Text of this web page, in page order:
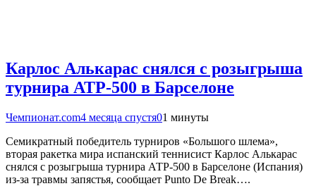
Карлос Алькарас снялся с розыгрыша
турнира АТР-500 в Барселоне
Чемпионат.com4 месяца спустя01 минуты
Семикратный победитель турниров «Большого шлема»,
вторая ракетка мира испанский теннисист Карлос Алькарас
снялся с розыгрыша турнира АТР-500 в Барселоне (Испания)
из-за травмы запястья, сообщает Punto De Break….